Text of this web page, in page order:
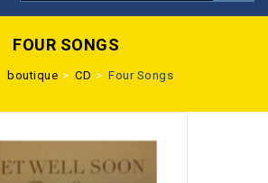
FOUR SONGS
boutique > CD > Four Songs